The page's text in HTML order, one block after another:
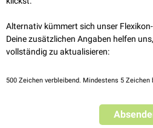
einer gesteigerten
Speicheldrüsen: Hier führt die
einem vermehrten Chlorid-Ausstrom
folgt dem Cl -Gradienten, sodass der
Akkommodationeine Rolle.
Verdauungsenzymen
ist er an der Sekretion von
Alternativ kümmert sich unser
Deine zusätzlichen Angaben helfen
vollständig zu aktualisieren:
500 Zeichen verbleibend. Mindestens 5 Zeichen